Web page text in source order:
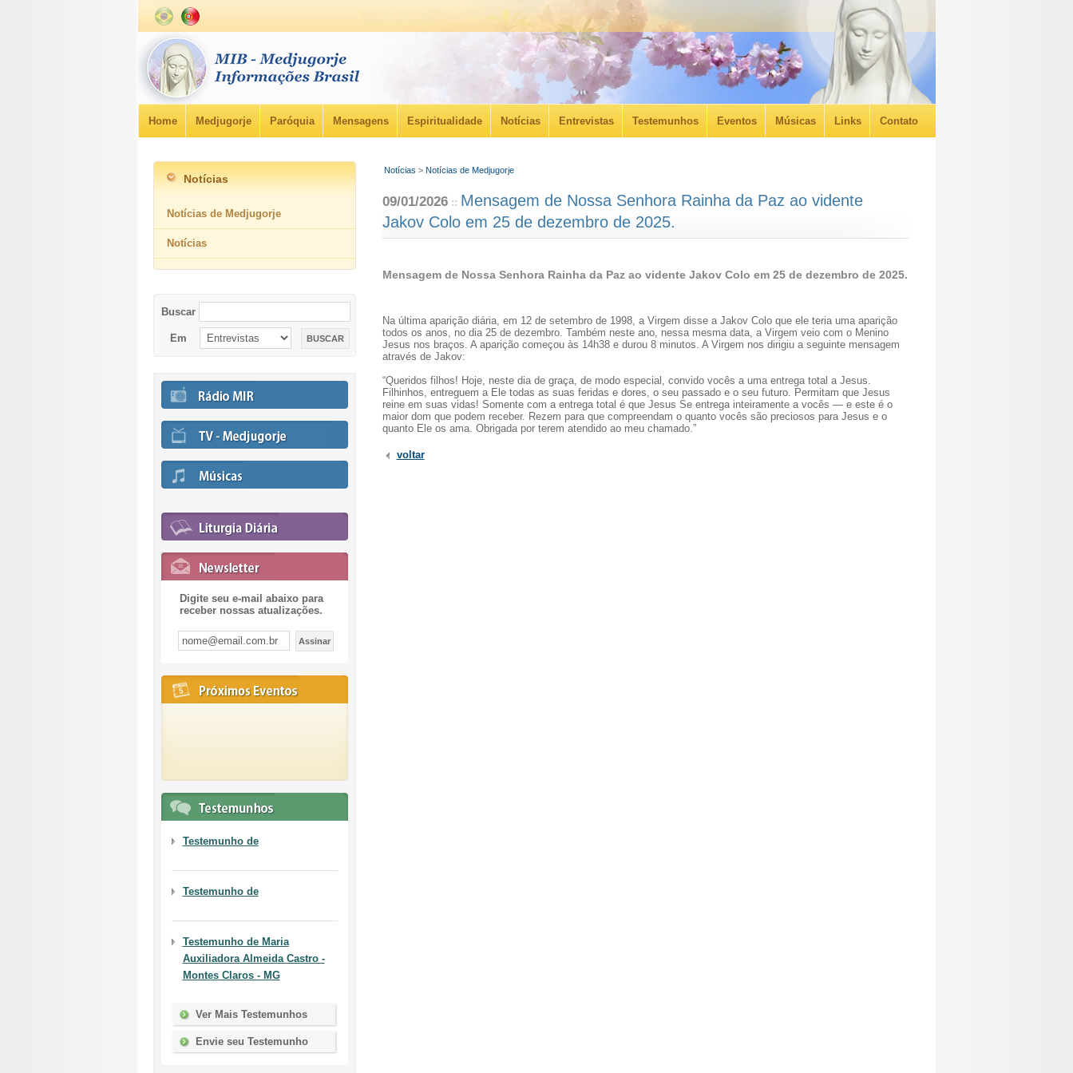
Home Medjugorje Paróquia Mensagens Espiritualidade Notícias Entrevistas Testemunhos Eventos Músicas Links Contato
Notícias > Notícias de Medjugorje
09/01/2026:: Mensagem de Nossa Senhora Rainha da Paz ao vidente
Jakov Colo em 25 de dezembro de 2025.
Mensagem de Nossa Senhora Rainha da Paz ao vidente Jakov Colo em 25 de dezembro de 2025.
Na última aparição diária, em 12 de setembro de 1998, a Virgem disse a Jakov Colo que ele teria uma aparição
todos os anos, no dia 25 de dezembro. Também neste ano, nessa mesma data, a Virgem veio com o Menino
Jesus nos braços. A aparição começou às 14h38 e durou 8 minutos. A Virgem nos dirigiu a seguinte mensagem
através de Jakov:
“Queridos filhos! Hoje, neste dia de graça, de modo especial, convido vocês a uma entrega total a Jesus.
Filhinhos, entreguem a Ele todas as suas feridas e dores, o seu passado e o seu futuro. Permitam que Jesus
reine em suas vidas! Somente com a entrega total é que Jesus Se entrega inteiramente a vocês — e este é o
maior dom que podem receber. Rezem para que compreendam o quanto vocês são preciosos para Jesus e o
quanto Ele os ama. Obrigada por terem atendido ao meu chamado.”
voltar
Notícias
Notícias de Medjugorje
Notícias
Buscar
Em
Digite seu e-mail abaixo para
receber nossas atualizações.
Testemunho de
Testemunho de
Testemunho de Maria
Auxiliadora Almeida Castro -
Montes Claros - MG
Ver Mais Testemunhos
Envie seu Testemunho